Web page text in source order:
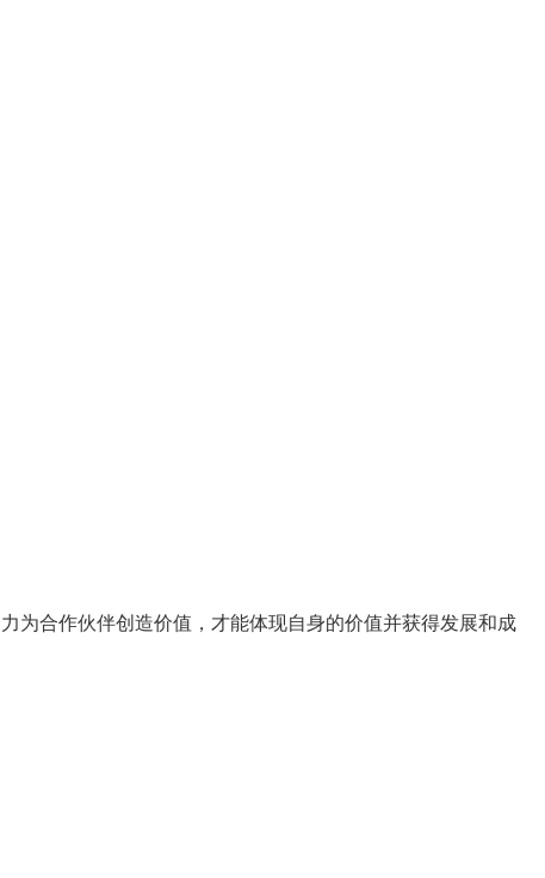
为合作伙伴创造价值，才能体现自身的价值并获得发展和成